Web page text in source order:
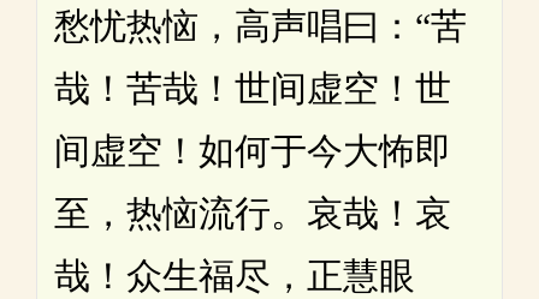
愁忧热恼，高声唱曰：“苦
哉！苦哉！世间虚空！世
间虚空！如何于今大怖即
至，热恼流行。哀哉！哀
哉！众生福尽，正慧眼